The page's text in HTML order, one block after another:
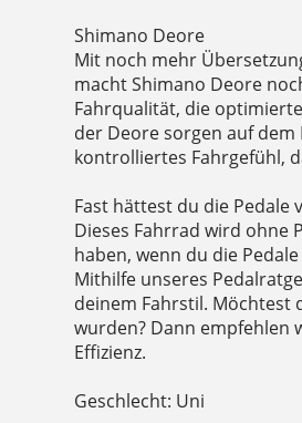
Shimano Deore
Mit noch mehr
macht Shimano Deore
Fahrqualität, die
der Deore sorgen auf
kontrolliertes Fahrgefühl,
Fast hättest du die Pedale
Dieses Fahrrad wird ohne
haben, wenn du die
Mithilfe unseres
deinem Fahrstil. Möchtest
wurden? Dann empfehlen
Effizienz.
Geschlecht: Uni